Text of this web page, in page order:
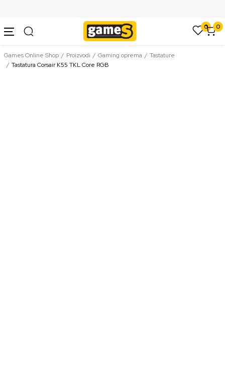
0 0
Games Online Shop Proizvodi Gaming oprema
Tastature
Tastatura Corsair K55 TKL Core RGB